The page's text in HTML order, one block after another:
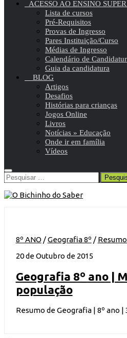
ACESSO AO ENSINO
Lista de cursos
Pré-Requisitos
Provas de Ingresso
Pares Instituição/Curso
Médias de Ingresso
Calendário de
Guia da candidatura
BLOG
Artigos
Desafios
Histórias para crianças
Jogos Online
Livros
Notícias » Educação
Onde ir em família
Vídeos
Pesquisar
por:
8º ANO /Geografia 8º /
20 de Outubro de 2015
Geografia 8º ano |
população
Resumo de Geografia | 8º ano |